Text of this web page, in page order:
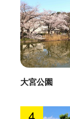
大宮公園